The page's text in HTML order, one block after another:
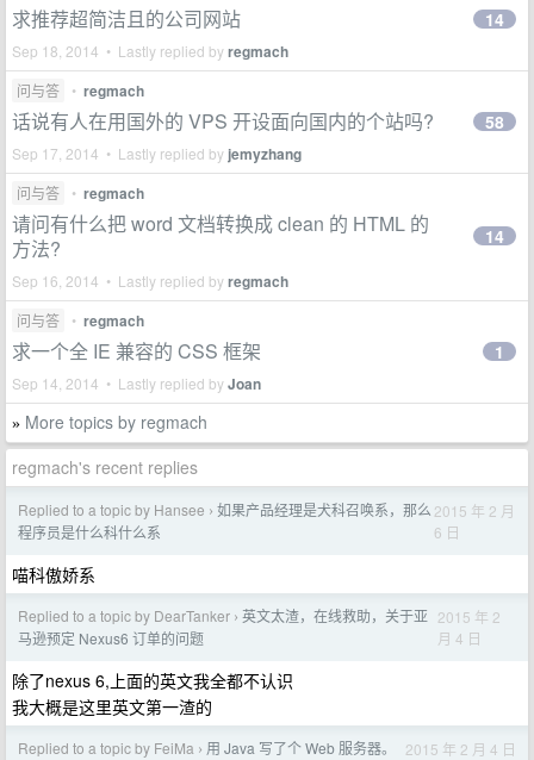
求推荐超简洁且的公司网站
Sep 18, 2014 • Lastly replied byregmach
14
问与答 • regmach
话说有人在用国外的 VPS 开设面向国内的个站吗?
Sep 17, 2014 • Lastly replied by jemyzhang
58
问与答 • regmach
请问有什么把 word 文档转换成 clean 的 HTML 的
方法?
Sep 16, 2014 • Lastly replied byregmach
14
问与答 • regmach
求一个全 IE 兼容的 CSS 框架
Sep 14, 2014 • Lastly replied byJoan
1
» More topics by regmach
regmach's recent replies
Replied to a topic by Hansee › 如果产品经理是犬科召唤系，那么
程序员是什么科什么系
2015 年 2 月
6 日
喵科傲娇系
Replied to a topic by DearTanker › 英文太渣，在线救助，关于亚
马逊预定 Nexus6 订单的问题
2015 年 2
月 4 日
除了nexus 6,上面的英文我全都不认识
我大概是这里英文第一渣的
Replied to a topic by FeiMa › 用 Java 写了个 Web 服务器。 2015 年 2 月 4 日